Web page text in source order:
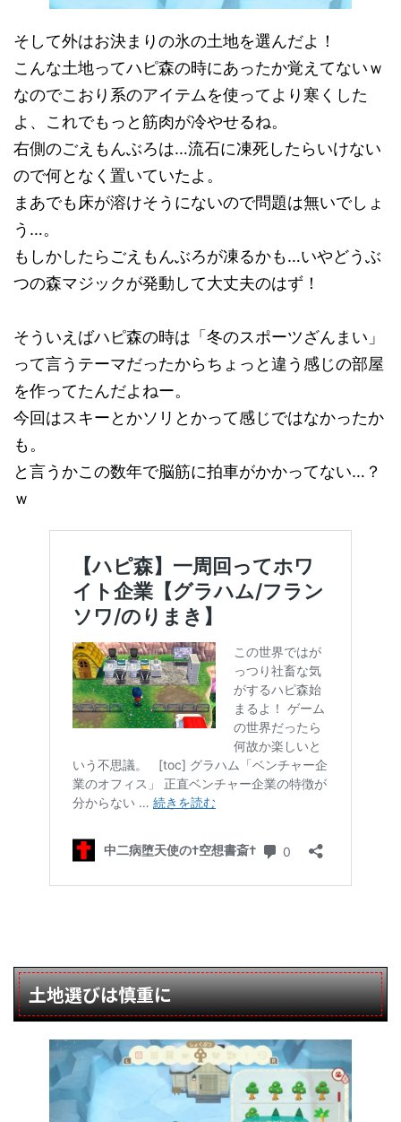
そして外はお決まりの氷の土地を選んだよ！
こんな土地ってハピ森の時にあったか覚えてないｗ
なのでこおり系のアイテムを使ってより寒くした
よ、これでもっと筋肉が冷やせるね。
右側のごえもんぶろは…流石に凍死したらいけない
ので何となく置いていたよ。
まあでも床が溶けそうにないので問題は無いでしょ
う…。
もしかしたらごえもんぶろが凍るかも…いやどうぶ
つの森マジックが発動して大丈夫のはず！
そういえばハピ森の時は「冬のスポーツざんまい」
って言うテーマだったからちょっと違う感じの部屋
を作ってたんだよねー。
今回はスキーとかソリとかって感じではなかったか
も。
と言うかこの数年で脳筋に拍車がかかってない…？
ｗ
土地選びは慎重に